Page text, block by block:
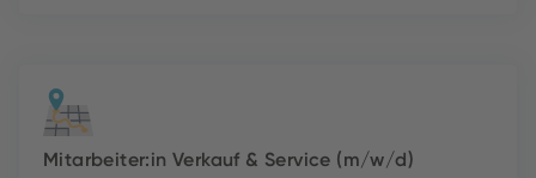
Mitarbeiter:in Verkauf & Service (m/w/d)